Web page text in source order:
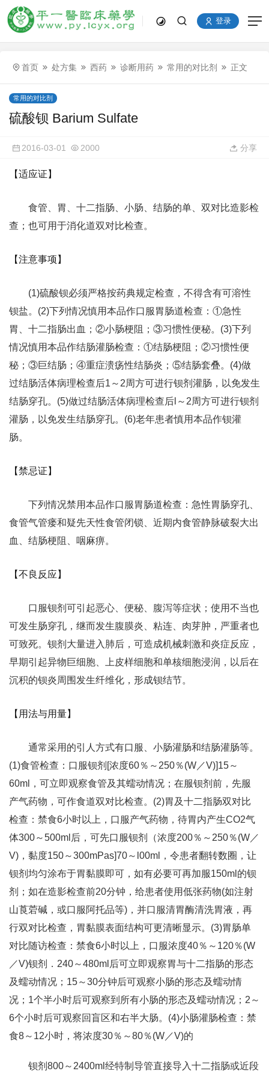
登录
首页 处方集 西药 诊断用药 常用的对比剂 正文
常用的对比剂
硫酸钡 Barium Sulfate
2016-03-01 2000 分享
【适应证】
食管、胃、十二指肠、小肠、结肠的单、双对比造影检
查；也可用于消化道双对比检查。
【注意事项】
(1)硫酸钡必须严格按药典规定检查，不得含有可溶性
钡盐。(2)下列情况慎用本品作口服胃肠道检查：①急性
胃、十二指肠出血；②小肠梗阻；③习惯性便秘。(3)下列
情况慎用本品作结肠灌肠检查：①结肠梗阻；②习惯性便
秘；③巨结肠；④重症溃疡性结肠炎；⑤结肠套叠。(4)做
过结肠活体病理检查后1～2周方可进行钡剂灌肠，以免发生
结肠穿孔。(5)做过结肠活体病理检查后l～2周方可进行钡剂
灌肠，以免发生结肠穿孔。(6)老年患者慎用本品作钡灌
肠。
【禁忌证】
下列情况禁用本品作口服胃肠道检查：急性胃肠穿孔、
食管气管瘘和疑先天性食管闭锁、近期内食管静脉破裂大出
血、结肠梗阻、咽麻痹。
【不良反应】
口服钡剂可引起恶心、便秘、腹泻等症状；使用不当也
可发生肠穿孔，继而发生腹膜炎、粘连、肉芽肿，严重者也
可致死。钡剂大量进入肺后，可造成机械刺激和炎症反应，
早期引起异物巨细胞、上皮样细胞和单核细胞浸润，以后在
沉积的钡炎周围发生纤维化，形成钡结节。
【用法与用量】
通常采用的引人方式有口服、小肠灌肠和结肠灌肠等。
(1)食管检查：口服钡剂[浓度60％～250％(W／V)]15～
60ml，可立即观察食管及其蠕动情况；在服钡剂前，先服
产气药物，可作食道双对比检查。(2)胃及十二指肠双对比
检查：禁食6小时以上，口服产气药物，待胃内产生CO2气
体300～500ml后，可先口服钡剂（浓度200％～250％(W／
V)，黏度150～300mPas]70～l00ml，令患者翻转数圈，让
钡剂均匀涂布于胃黏膜即可，如有必要可再加服150ml的钡
剂；如在造影检查前20分钟，给患者使用低张药物(如注射
山莨菪碱，或口服阿托品等)，并口服清胃酶清洗胃液，再
行双对比检查，胃黏膜表面结构可更清晰显示。(3)胃肠单
对比随访检查：禁食6小时以上，口服浓度40％～120％(W
／V)钡剂．240～480ml后可立即观察胃与十二指肠的形态
及蠕动情况；15～30分钟后可观察小肠的形态及蠕动情
况；1个半小时后可观察到所有小肠的形态及蠕动情况；2～
6个小时后可观察回盲区和右半大肠。(4)小肠灌肠检查：禁
食8～12小时，将浓度30％～80％(W／V)的
钡剂800～2400ml经特制导管直接导入十二指肠或近段